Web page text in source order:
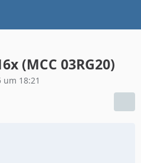
(MCC 03RG20)
um 18:21